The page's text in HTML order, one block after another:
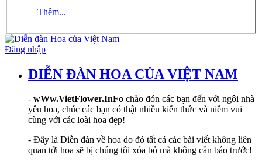
Thêm...
Đăng nhập
DIỄN ĐÀN HOA CỦA VIỆT NAM
- wWw.VietFlower.InFo chào đón các bạn đến với ngôi nhà
yêu hoa, chúc các bạn có thật nhiều kiến thức và niềm vui
cùng với các loài hoa đẹp!
- Đây là Diễn đàn về hoa do đó tất cả các bài viết không liên
quan tới hoa sẽ bị chúng tôi xóa bỏ mà không cần báo trước!